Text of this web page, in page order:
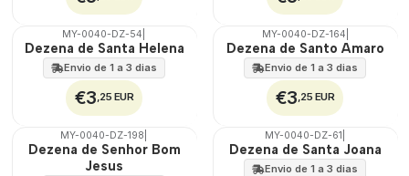
🇵🇹
100%
MY-0040-DZ-54
Dezena de Santa Helena
Envio de 1 a 3 dias
€3,25 EUR
🇵🇹
100%
MY-0040-DZ-164
Dezena de Santo Amaro
Envio de 1 a 3 dias
€3,25 EUR
🇵🇹
MY-0040-DZ-198
Dezena de Senhor Bom
Jesus
🇵🇹
100%
MY-0040-DZ-61
Dezena de Santa Joana
Envio de 1 a 3 dias